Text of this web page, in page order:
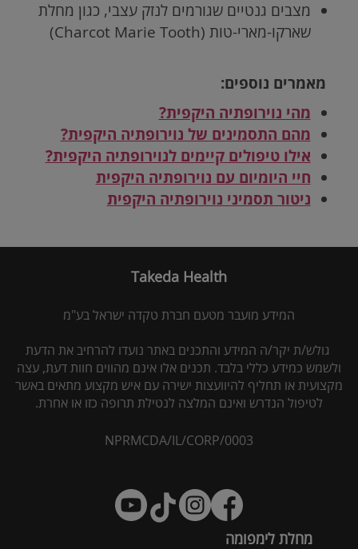
מצבים גנטיים שגורמים לנזק עצבי, כגון מחלת
שארקו-מארי-טות (Charcot Marie Tooth
)
מאמרים נוספים:
מהי נוירופתיה היקפית?
מהם התסמינים של נוירופתיה היקפית?
אילו טיפולים קיימים לנוירופתיה היקפית?
חיי היומיום עם נוירופתיה היקפית
ניטור תסמיני נוירופתיה היקפית
Takeda Health
המידע מועבר מטעם חברת טקדה ישראל בע"מ
גולש/ת יקר/ה המידע והתכנים באתר נועדו להרחיב את הדעת
ולשמש כמידע כללי בלבד. תכנים אלו אינם מהווים חוות דעת, עצה
מקצועית או תחליף להיוועצות ישירה עם איש מקצוע מתאים באשר
לטיפול הנדרש ואינם המלצה לנטילת תרופה כזו או אחרת.
NPRMCDA/IL/CORP/0003
מחלת לימפומה